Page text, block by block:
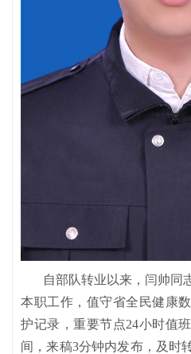
自部队转业以来，闫帅同
本职工作，值守省全民健康
护记录，重要节点24小时值
间，来稿3分钟内发布，及时